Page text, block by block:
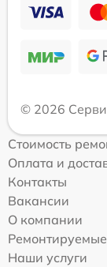
© 2026
Стоимость
Оплата и
Контакты
Вакансии
О компании
Наши услуги